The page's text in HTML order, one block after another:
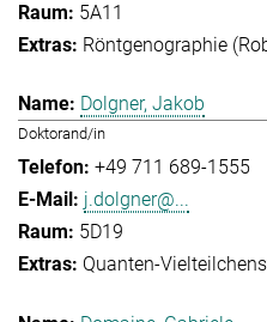
5A11
Röntgenographie
Dolgner, Jakob
Doktorand/in
+49 711 689-1555
j.dolgner@...
5D19
Quanten-